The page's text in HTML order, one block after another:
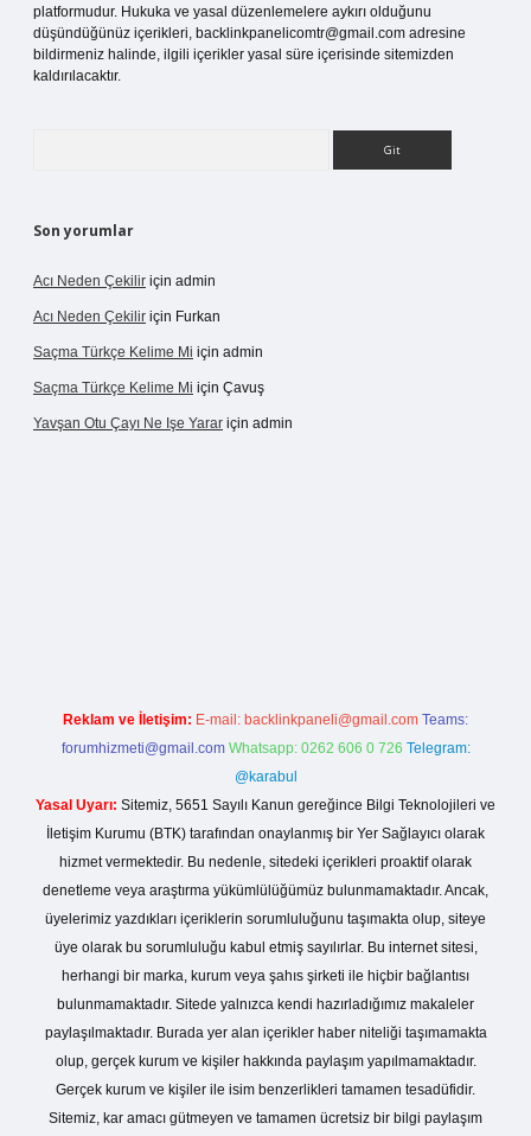
platformudur. Hukuka ve yasal düzenlemelere aykırı olduğunu
düşündüğünüz içerikleri, backlinkpanelicomtr@gmail.com adresine
bildirmeniz halinde, ilgili içerikler yasal süre içerisinde sitemizden
kaldırılacaktır.
Son yorumlar
Acı Neden Çekilir için admin
Acı Neden Çekilir için Furkan
Saçma Türkçe Kelime Mi için admin
Saçma Türkçe Kelime Mi için Çavuş
Yavşan Otu Çayı Ne Işe Yarar için admin
Reklam ve İletişim: E-mail: backlinkpaneli@gmail.com Teams:
forumhizmeti@gmail.com Whatsapp: 0262 606 0 726 Telegram:
@karabul
Yasal Uyarı: Sitemiz, 5651 Sayılı Kanun gereğince Bilgi Teknolojileri ve
İletişim Kurumu (BTK) tarafından onaylanmış bir Yer Sağlayıcı olarak
hizmet vermektedir. Bu nedenle, sitedeki içerikleri proaktif olarak
denetleme veya araştırma yükümlülüğümüz bulunmamaktadır. Ancak,
üyelerimiz yazdıkları içeriklerin sorumluluğunu taşımakta olup, siteye
üye olarak bu sorumluluğu kabul etmiş sayılırlar. Bu internet sitesi,
herhangi bir marka, kurum veya şahıs şirketi ile hiçbir bağlantısı
bulunmamaktadır. Sitede yalnızca kendi hazırladığımız makaleler
paylaşılmaktadır. Burada yer alan içerikler haber niteliği taşımamakta
olup, gerçek kurum ve kişiler hakkında paylaşım yapılmamaktadır.
Gerçek kurum ve kişiler ile isim benzerlikleri tamamen tesadüfidir.
Sitemiz, kar amacı gütmeyen ve tamamen ücretsiz bir bilgi paylaşım